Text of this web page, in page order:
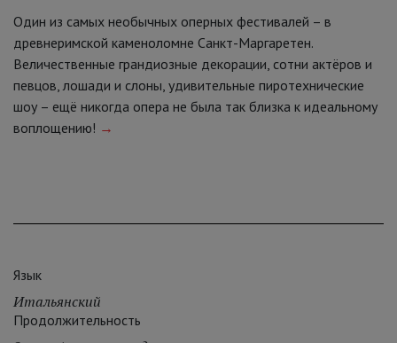
Один из самых необычных оперных фестивалей – в
древнеримской каменоломне Санкт-Маргаретен.
Величественные грандиозные декорации, сотни актёров и
певцов, лошади и слоны, удивительные пиротехнические
шоу – ещё никогда опера не была так близка к идеальному
воплощению! →
Язык
Итальянский
Продолжительность